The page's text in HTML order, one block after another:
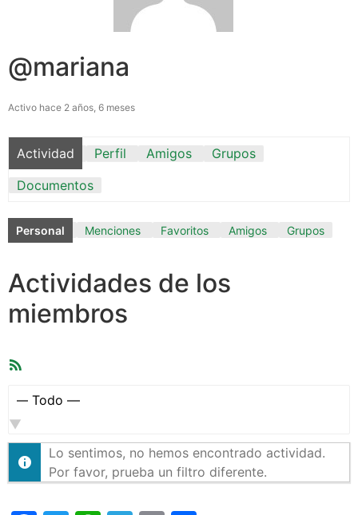
@mariana
Activo hace 2 años, 6 meses
Actividad Perfil Amigos
Grupos
Documentos
Personal Menciones Favoritos Amigos Grupos
Actividades de los
miembros
Mostrar:
Lo sentimos, no hemos encontrado actividad.
Por favor, prueba un filtro diferente.